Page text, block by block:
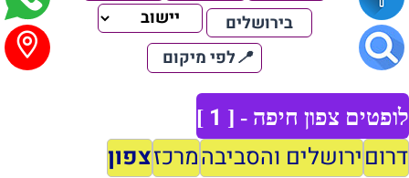
בירושלים
📍לפי מיקום
לופטים צפון חיפה - [ 1
]
דרוםירושלים והסביבהמרכזצפון